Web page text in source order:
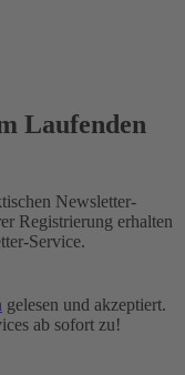
Laufenden
Newsletter-
Registrierung erhalten
Service.
gelesen und akzeptiert.
ab sofort zu!